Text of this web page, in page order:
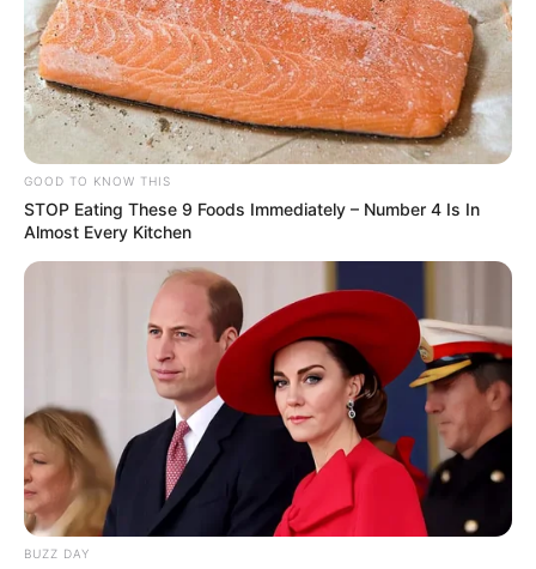
GOOD TO KNOW THIS
STOP Eating These 9 Foods Immediately – Number 4 Is In
Almost Every Kitchen
BUZZ DAY